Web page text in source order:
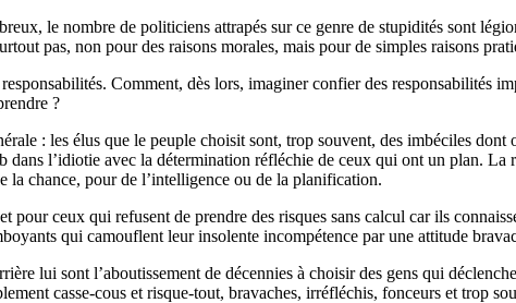
le nombre de politiciens attrapés sur ce genre de stupidités sont
pas, non pour des raisons morales, mais pour de simples raisons
Comment, dès lors, imaginer confier des responsabilités
?
: les élus que le peuple choisit sont, trop souvent, des imbéciles
l’idiotie avec la détermination réfléchie de ceux qui ont un plan. La
la chance, pour de l’intelligence ou de la planification.
ceux qui refusent de prendre des risques sans calcul car ils
qui camouflent leur insolente incompétence par une attitude
lui sont l’aboutissement de décennies à choisir des gens qui
casse-cous et risque-tout, bravaches, irréfléchis, fonceurs et trop